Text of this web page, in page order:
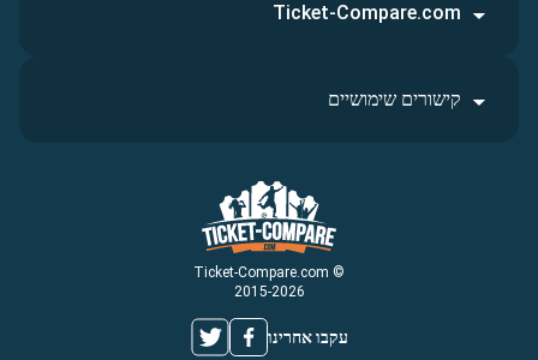
© Ticket-Compare.com
2015-2026
עקבו אחרינו
Ticket-Compare.com
קישורים שימושיים